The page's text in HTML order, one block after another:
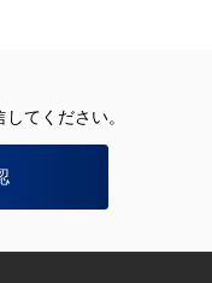
てください。